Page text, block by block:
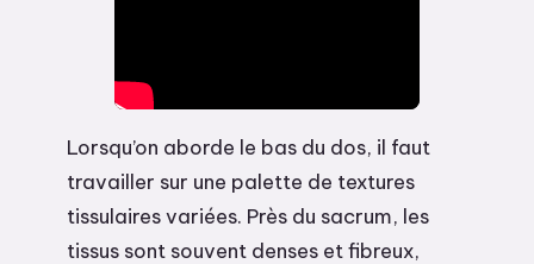
Lorsqu’on aborde le bas du dos, il faut
travailler sur une palette de textures
tissulaires variées. Près du sacrum, les
tissus sont souvent denses et fibreux,